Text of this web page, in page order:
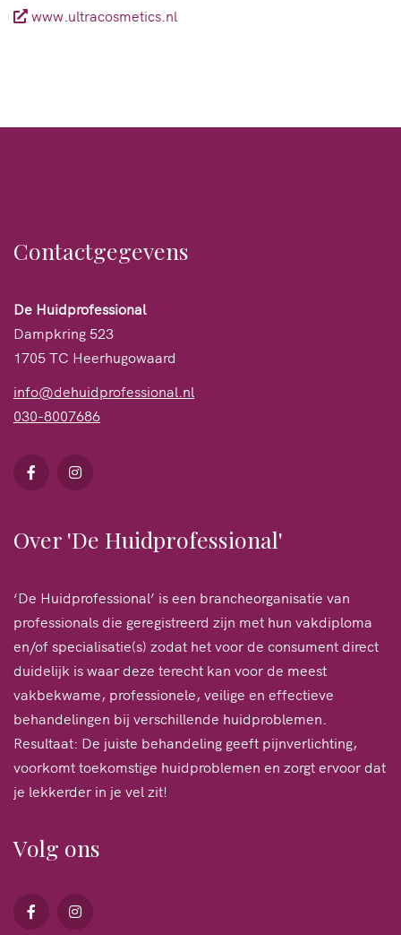
www.ultracosmetics.nl
Contactgegevens
De Huidprofessional
Dampkring 523
1705 TC Heerhugowaard
info@dehuidprofessional.nl
030-8007686
Over 'De Huidprofessional'
‘De Huidprofessional’ is een brancheorganisatie van
professionals die geregistreerd zijn met hun vakdiploma
en/of specialisatie(s) zodat het voor de consument direct
duidelijk is waar deze terecht kan voor de meest
vakbekwame, professionele, veilige en effectieve
behandelingen bij verschillende huidproblemen.
Resultaat: De juiste behandeling geeft pijnverlichting,
voorkomt toekomstige huidproblemen en zorgt ervoor dat
je lekkerder in je vel zit!
Volg ons